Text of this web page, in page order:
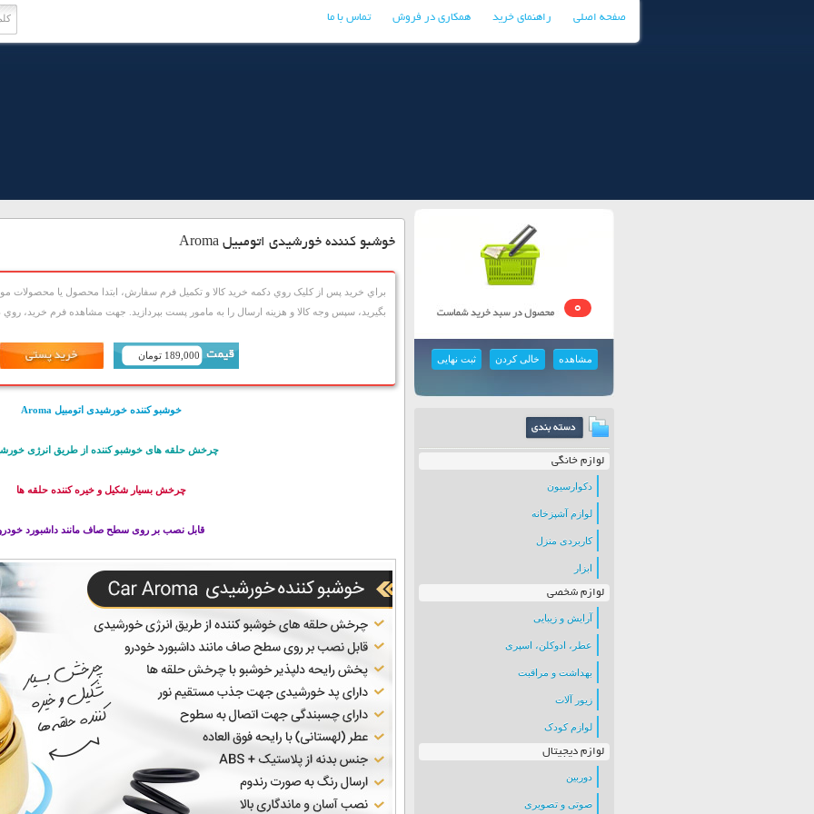
صفحه اصلی راهنمای خرید همکاری در فروش تماس با ما
0
مشاهده خالی کردن ثبت نهایی
لوازم خانگی
دکوارسیون
لوازم آشپزخانه
کاربردی منزل
ابزار
لوازم شخصی
آرایش و زیبایی
عطر، ادوکلن، اسپری
بهداشت و مراقبت
زیور آلات
لوازم کودک
لوازم دیجیتال
دوربین
صوتی و تصویری
خوشبو کننده خورشیدی اتومبیل Aroma
براي خريد پس از کليک روي دکمه خريد کالا و تکميل فرم سفارش، ابتدا محصول يا محصولات
بگيريد، سپس وجه کالا و هزينه ارسال را به مامور پست بپردازيد. جهت مشاهده فرم خريد، روي
189,000 تومان
خوشبو کننده خورشیدی اتومبیل Aroma
چرخش حلقه های خوشبو کننده از طریق انرژی
چرخش بسیار شکیل و خیره کننده حلقه ها
قابل نصب بر روی سطح صاف مانند داشبورد